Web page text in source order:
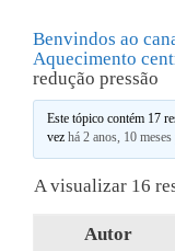
Benvindos ao
Aquecimento
redução pressão
Este tópico contém 17
vezhá 2 anos, 10 meses
A visualizar 16
Autor